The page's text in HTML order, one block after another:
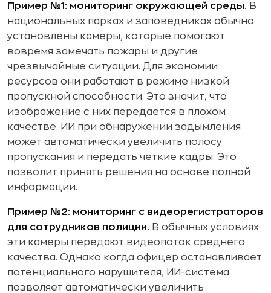
Пример №1: мониторинг окружающей среды. В
национальных парках и заповедниках обычно
установлены камеры, которые помогают
вовремя замечать пожары и другие
чрезвычайные ситуации. Для экономии
ресурсов они работают в режиме низкой
пропускной способности. Это значит, что
изображение с них передается в плохом
качестве. ИИ при обнаружении задымления
может автоматически увеличить полосу
пропускания и передать четкие кадры. Это
позволит принять решения на основе полной
информации.
Пример №2: мониторинг с видеорегистраторов
для сотрудников полиции. В обычных условиях
эти камеры передают видеопоток среднего
качества. Однако когда офицер останавливает
потенциального нарушителя, ИИ-система
позволяет автоматически увеличить